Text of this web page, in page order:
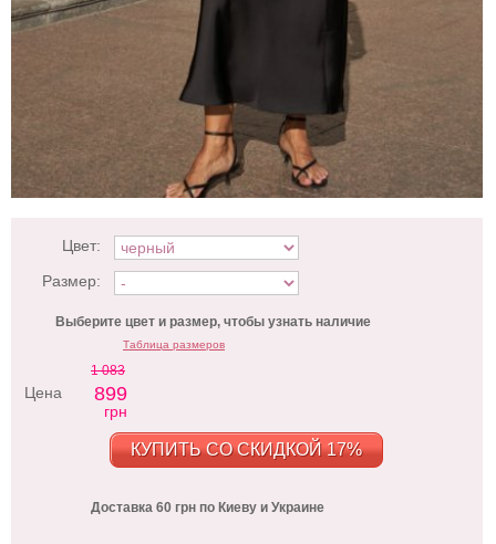
Цвет:
Размер:
Выберите цвет и размер, чтобы узнать наличие
Таблица размеров
Цена
1 083
899
грн
КУПИТЬ СО СКИДКОЙ 17%
Доставка 60 грн по Киеву и Украине